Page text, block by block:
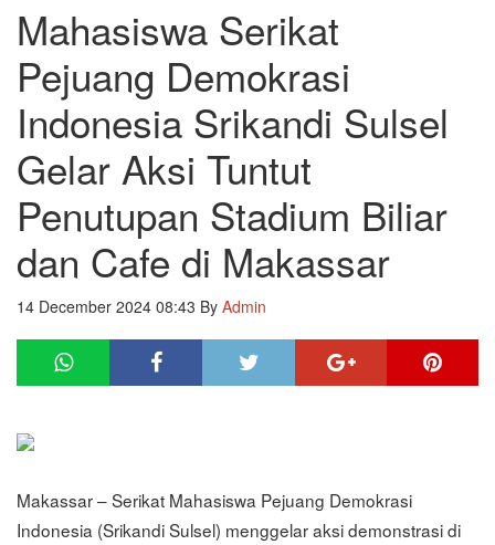
Mahasiswa Serikat
Pejuang Demokrasi
Indonesia Srikandi Sulsel
Gelar Aksi Tuntut
Penutupan Stadium Biliar
dan Cafe di Makassar
14 December 2024 08:43 By Admin
Makassar – Serikat Mahasiswa Pejuang Demokrasi
Indonesia (Srikandi Sulsel) menggelar aksi demonstrasi di